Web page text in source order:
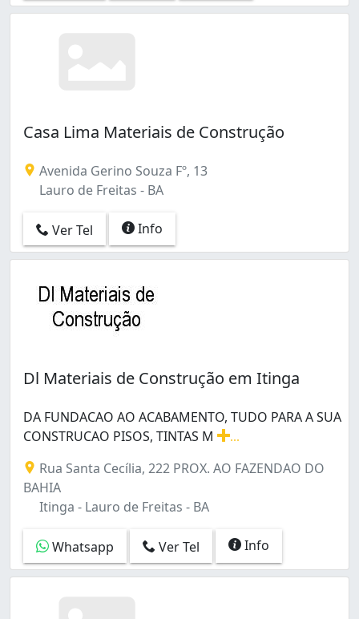
Casa Lima Materiais de Construção
Avenida Gerino Souza Fº, 13
Lauro de Freitas - BA
Ver Tel Info
Dl Materiais de Construção em Itinga
DA FUNDACAO AO ACABAMENTO, TUDO PARA A SUA
CONSTRUCAO PISOS, TINTAS M
Rua Santa Cecília, 222 PROX. AO FAZENDAO DO
BAHIA
Itinga - Lauro de Freitas - BA
Whatsapp Ver Tel Info